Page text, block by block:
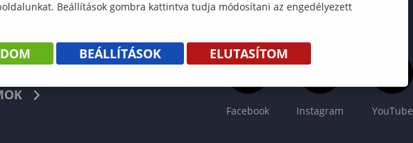
Facebook Instagram YouTube
Beállítások gombra kattintva tudja módosítani az engedélyezett
BEÁLLÍTÁSOK ELUTASÍTOM